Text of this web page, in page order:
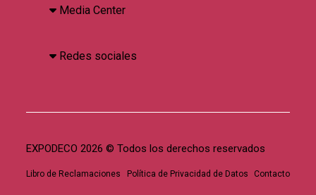
Media Center
Redes sociales
EXPODECO 2026 © Todos los derechos reservados
Libro de Reclamaciones Política de Privacidad de Datos Contacto